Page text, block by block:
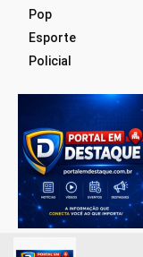
Pop
Esporte
Policial